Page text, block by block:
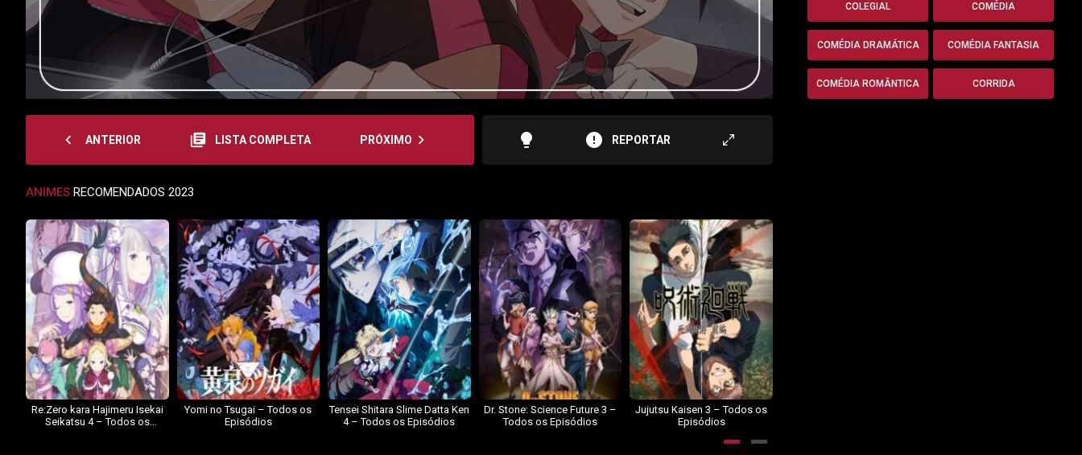
navigate_before ANTERIOR library_books LISTA COMPLETA PRÓXIMO navigate_next lightbulb error REPORTAR
ANIMES RECOMENDADOS 2023
Re:Zero kara Hajimeru Isekai
Seikatsu 4 – Todos os
Yomi no Tsugai – Todos os
Episódios
Tensei Shitara Slime Datta Ken
4 – Todos os Episódios
Dr. Stone: Science Future 3 –
Todos os Episódios
Jujutsu Kaisen 3 – Todos os
Episódios
COLEGIAL COMÉDIA
COMÉDIA DRAMÁTICA COMÉDIA FANTASIA
COMÉDIA ROMÂNTICA CORRIDA